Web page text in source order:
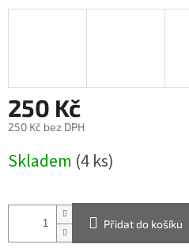
250 Kč
250 Kč bez DPH
cena:
Skladem (4 ks)
Přidat do košíku